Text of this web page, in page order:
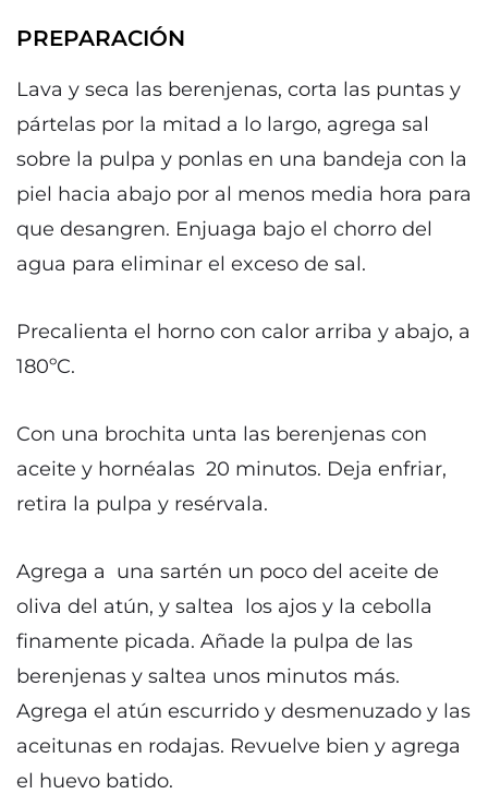
PREPARACIÓN
Lava y seca las berenjenas, corta las puntas y
pártelas por la mitad a lo largo, agrega sal
sobre la pulpa y ponlas en una bandeja con la
piel hacia abajo por al menos media hora para
que desangren. Enjuaga bajo el chorro del
agua para eliminar el exceso de sal.
Precalienta el horno con calor arriba y abajo, a
180ºC.
Con una brochita unta las berenjenas con
aceite y hornéalas 20 minutos. Deja enfriar,
retira la pulpa y resérvala.
Agrega a una sartén un poco del aceite de
oliva del atún, y saltea los ajos y la cebolla
finamente picada. Añade la pulpa de las
berenjenas y saltea unos minutos más.
Agrega el atún escurrido y desmenuzado y las
aceitunas en rodajas. Revuelve bien y agrega
el huevo batido.